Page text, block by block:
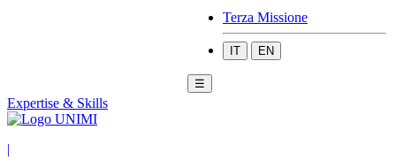
Terza Missione
IT EN
☰
Expertise & Skills
|